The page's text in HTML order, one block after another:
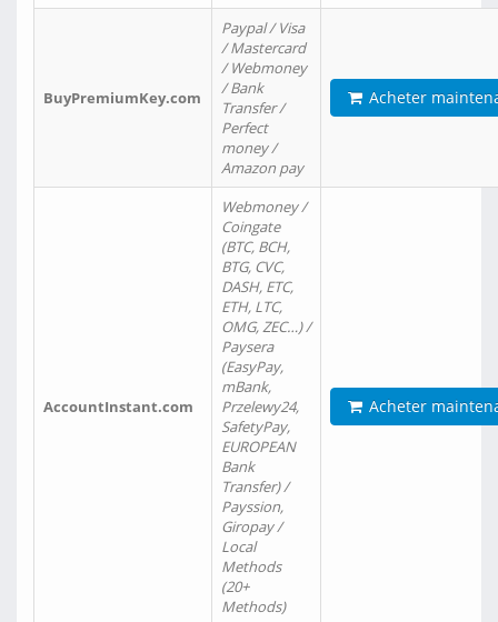
BuyPremiumKey.com
Paypal / Visa
/ Mastercard
/ Webmoney
/ Bank
Transfer /
Perfect
money /
Amazon pay
Acheter
AccountInstant.com
Webmoney /
Coingate
(BTC, BCH,
BTG, CVC,
DASH, ETC,
ETH, LTC,
OMG, ZEC…) /
Paysera
(EasyPay,
mBank,
Przelewy24,
SafetyPay,
EUROPEAN
Bank
Transfer) /
Payssion,
Giropay /
Local
Methods
(20+
Methods)
Acheter